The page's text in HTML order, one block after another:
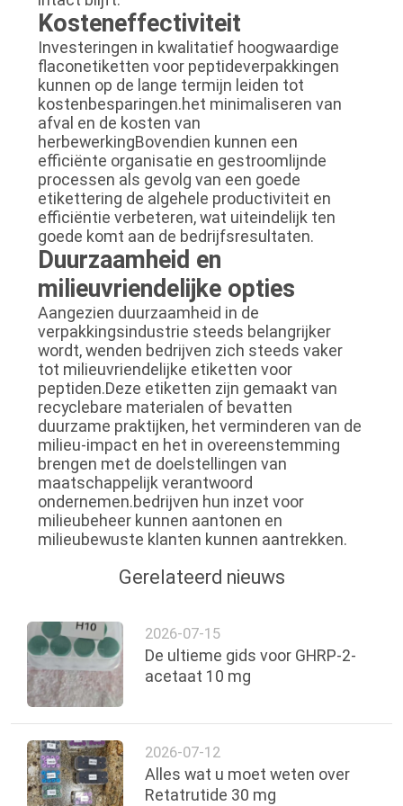
Kosteneffectiviteit
Investeringen in kwalitatief hoogwaardige
flaconetiketten voor peptideverpakkingen
kunnen op de lange termijn leiden tot
kostenbesparingen.het minimaliseren van
afval en de kosten van
herbewerkingBovendien kunnen een
efficiënte organisatie en gestroomlijnde
processen als gevolg van een goede
etikettering de algehele productiviteit en
efficiëntie verbeteren, wat uiteindelijk ten
goede komt aan de bedrijfsresultaten.
Duurzaamheid en
milieuvriendelijke opties
Aangezien duurzaamheid in de
verpakkingsindustrie steeds belangrijker
wordt, wenden bedrijven zich steeds vaker
tot milieuvriendelijke etiketten voor
peptiden.Deze etiketten zijn gemaakt van
recyclebare materialen of bevatten
duurzame praktijken, het verminderen van de
milieu-impact en het in overeenstemming
brengen met de doelstellingen van
maatschappelijk verantwoord
ondernemen.bedrijven hun inzet voor
milieubeheer kunnen aantonen en
milieubewuste klanten kunnen aantrekken.
Gerelateerd nieuws
2026-07-15
De ultieme gids voor GHRP-2-
acetaat 10 mg
2026-07-12
Alles wat u moet weten over
Retatrutide 30 mg